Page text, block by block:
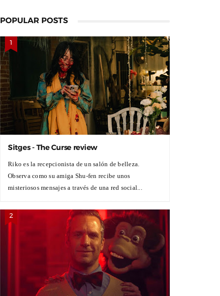
POPULAR POSTS
Sitges - The Curse review
Riko es la recepcionista de un salón de belleza.
Observa como su amiga Shu-fen recibe unos
misteriosos mensajes a través de una red social...